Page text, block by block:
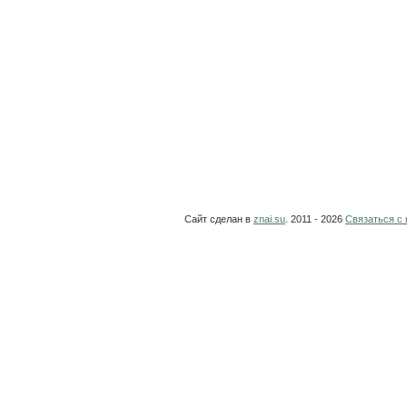
Сайт сделан в znai.su . 2011 - 2026 Связаться с